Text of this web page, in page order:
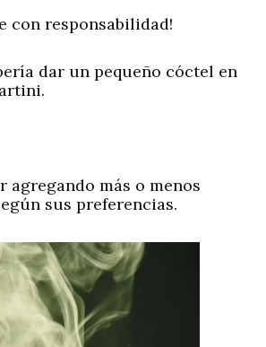
con responsabilidad!
dar un pequeño cóctel en
agregando más o menos
sus preferencias.